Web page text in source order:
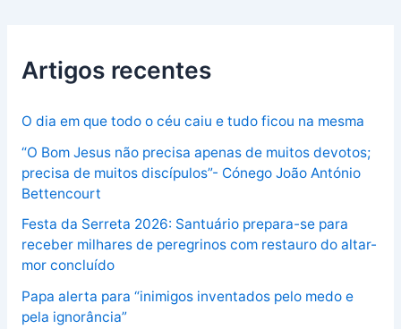
Artigos recentes
O dia em que todo o céu caiu e tudo ficou na mesma
“O Bom Jesus não precisa apenas de muitos devotos;
precisa de muitos discípulos”- Cónego João António
Bettencourt
Festa da Serreta 2026: Santuário prepara-se para
receber milhares de peregrinos com restauro do altar-
mor concluído
Papa alerta para “inimigos inventados pelo medo e
pela ignorância”